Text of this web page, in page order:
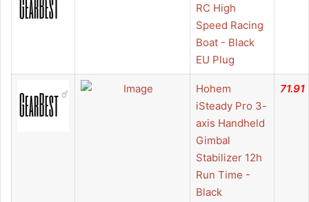
RC High
Speed Racing
Boat - Black
EU Plug
Hohem
iSteady Pro 3-
axis Handheld
Gimbal
Stabilizer 12h
Run Time -
Black
71.91